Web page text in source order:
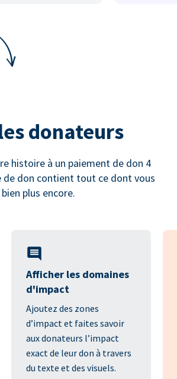
donateurs
histoire à un paiement de don 4
don contient tout ce dont vous
plus encore.
Afficher les domaines
d'impact
Ajoutez des zones
d’impact et faites savoir
aux donateurs l’impact
exact de leur don à travers
du texte et des visuels.